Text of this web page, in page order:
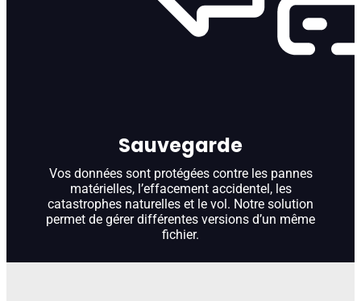
Sauvegarde
Vos données sont protégées contre les pannes
matérielles, l’effacement accidentel, les
catastrophes naturelles et le vol. Notre solution
permet de gérer différentes versions d’un même
fichier.